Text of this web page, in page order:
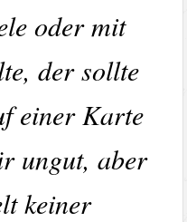
oder mit
der sollte
einer Karte
ungut, aber
keiner